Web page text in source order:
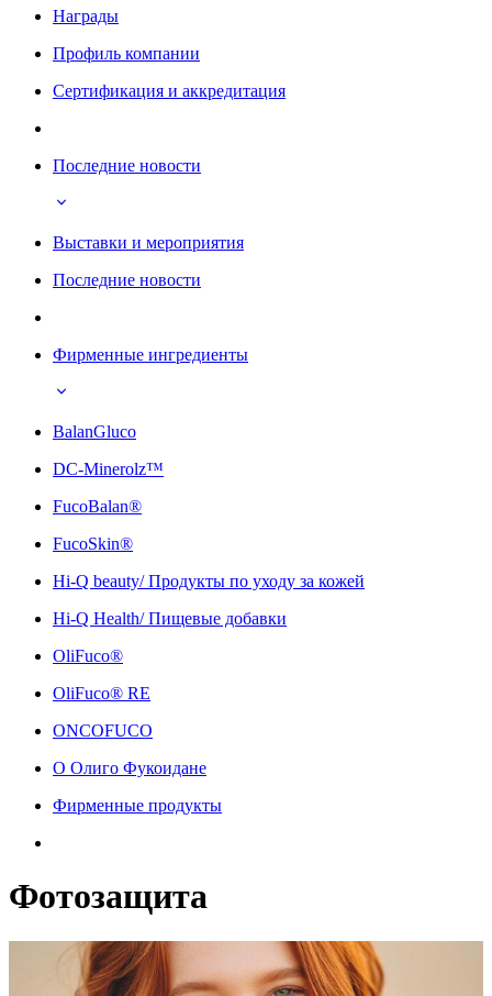
Награды
Профиль компании
Сертификация и аккредитация
Последние новости
Выставки и мероприятия
Последние новости
Фирменные ингредиенты
BalanGluco
DC-Minerolz™
FucoBalan®
FucoSkin®
Hi-Q beauty/ Продукты по уходу за кожей
Hi-Q Health/ Пищевые добавки
OliFuco®
OliFuco® RE
ONCOFUCO
О Олиго Фукоидане
Фирменные продукты
Фотозащита